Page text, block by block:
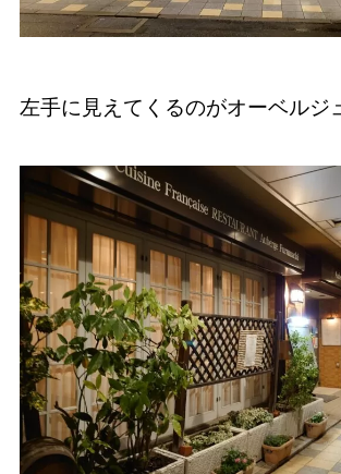
左手に見えてくるのがオーベルジ